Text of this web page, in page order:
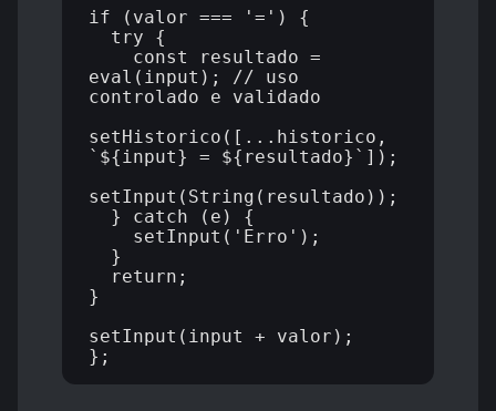
if (valor === '=') {
eval(input); // uso
controlado e validado
setHistorico([...historico,
`${input} = ${resultado}`]);
setInput(String(resultado));
}
setInput(input + valor);